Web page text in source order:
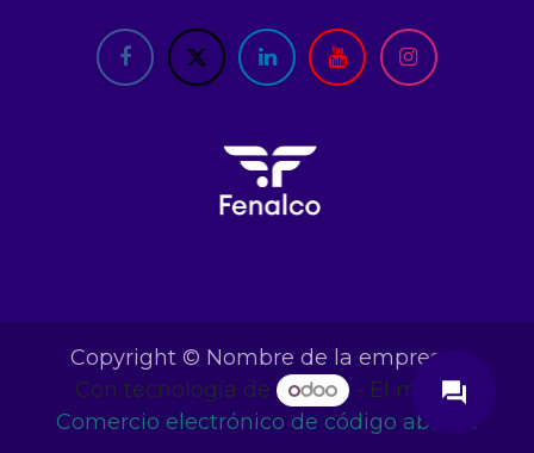
question_answer
Copyright © Nombre de la empresa
Con tecnología de
- El mejor
Comercio electrónico de código abierto